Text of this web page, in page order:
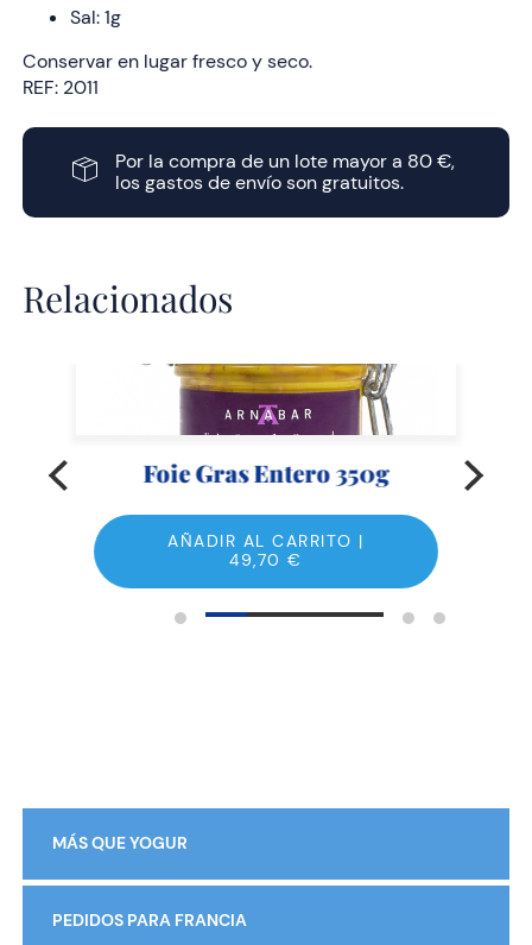
Sal: 1g
Conservar en lugar fresco y seco.
REF: 2011
Por la compra de un lote mayor a 80 €,
los gastos de envío son gratuitos.
Relacionados
Foie Gras Entero 350g
AÑADIR AL CARRITO |
49,70€
MÁS QUE YOGUR
PEDIDOS PARA FRANCIA